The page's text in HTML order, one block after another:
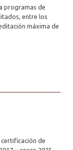
programas de
entre los
máxima de
de